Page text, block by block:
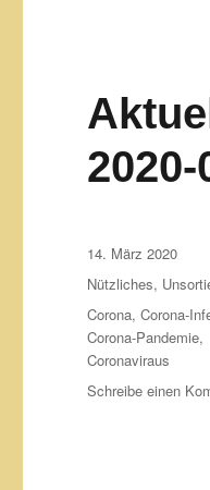
2020-
Veröffentlicht
am
14. März 2020
Kategorien
Nützliches,
Schlagwörter
Corona,Corona-
Corona-Pandemie,
Coronaviraus
Schreibe einen